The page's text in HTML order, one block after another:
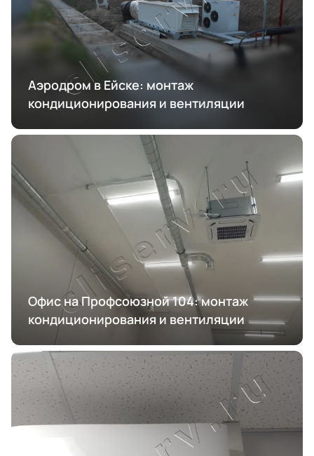
Аэродром в Ейске: монтаж
кондиционирования и вентиляции
Офис на Профсоюзной 104: монтаж
кондиционирования и вентиляции